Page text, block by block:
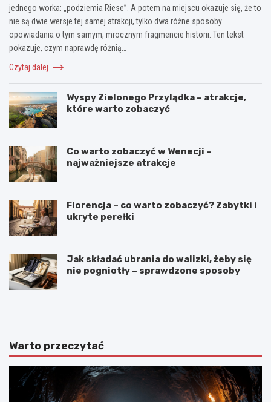
jednego worka: „podziemia Riese”. A potem na miejscu okazuje się, że to
nie są dwie wersje tej samej atrakcji, tylko dwa różne sposoby
opowiadania o tym samym, mrocznym fragmencie historii. Ten tekst
pokazuje, czym naprawdę różnią…
Czytaj dalej
Wyspy Zielonego Przylądka – atrakcje,
które warto zobaczyć
Co warto zobaczyć w Wenecji –
najważniejsze atrakcje
Florencja – co warto zobaczyć? Zabytki i
ukryte perełki
Jak składać ubrania do walizki, żeby się
nie pogniotły – sprawdzone sposoby
N
ę
k
n
C
t
o
z
Warto przeczytać